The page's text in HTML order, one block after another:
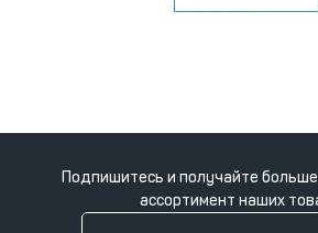
Подпишитесь и получайте
ассортимент наших